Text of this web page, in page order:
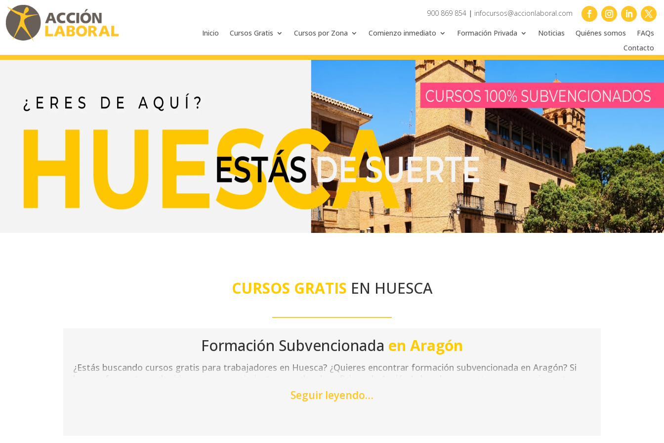
900 869 854 | infocursos@accionlaboral.com
Inicio Cursos Gratis Cursos por Zona Comienzo inmediato Formación Privada Noticias Quiénes somos
FAQs
Contacto
CURSOS GRATIS EN HUESCA
Formación Subvencionada en Aragón
¿Estás buscando cursos gratis para trabajadores en Huesca? ¿Quieres encontrar formación subvencionada en Aragón? Si
. , ideales para trabajadores ocupados, desempleados y autónomos.
Seguir leyendo…